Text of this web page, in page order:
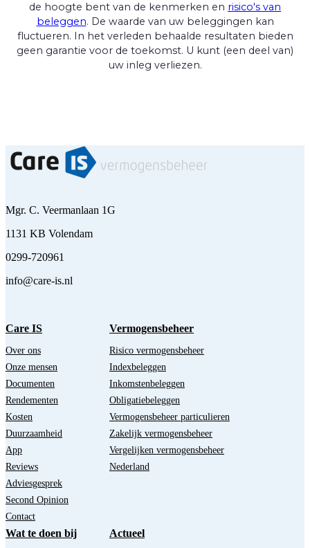
de hoogte bent van de kenmerken en risico's van
beleggen. De waarde van uw beleggingen kan
fluctueren. In het verleden behaalde resultaten bieden
geen garantie voor de toekomst. U kunt (een deel van)
uw inleg verliezen.
Mgr. C. Veermanlaan 1G
1131 KB Volendam
0299-720961
info@care-is.nl
Care IS
Over ons
Onze mensen
Documenten
Rendementen
Kosten
Duurzaamheid
App
Reviews
Adviesgesprek
Second Opinion
Contact
Vermogensbeheer
Risico vermogensbeheer
Indexbeleggen
Inkomstenbeleggen
Obligatiebeleggen
Vermogensbeheer particulieren
Zakelijk vermogensbeheer
Vergelijken vermogensbeheer
Nederland
Wat te doen bij Actueel